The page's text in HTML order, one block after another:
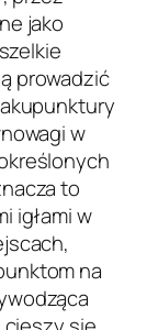
jako
prowadzić
w
to
igłami w
na